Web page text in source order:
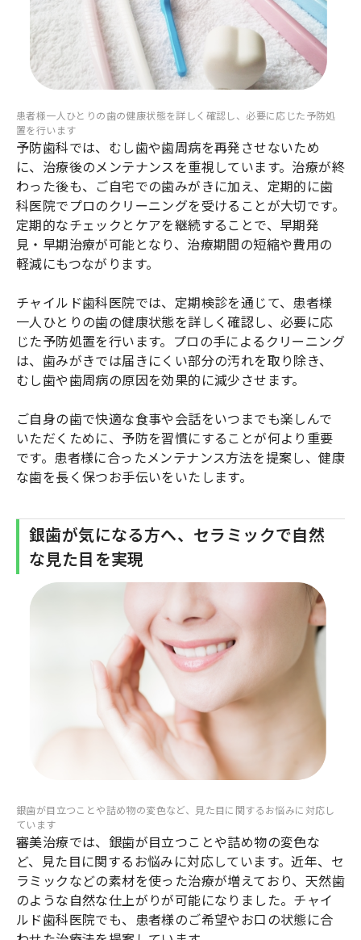
患者様一人ひとりの歯の健康状態を詳しく確認し、必要に応じた予防処
置を行います
予防歯科では、むし歯や歯周病を再発させないため
に、治療後のメンテナンスを重視しています。治療が終
わった後も、ご自宅での歯みがきに加え、定期的に歯
科医院でプロのクリーニングを受けることが大切です。
定期的なチェックとケアを継続することで、早期発
見・早期治療が可能となり、治療期間の短縮や費用の
軽減にもつながります。
チャイルド歯科医院では、定期検診を通じて、患者様
一人ひとりの歯の健康状態を詳しく確認し、必要に応
じた予防処置を行います。プロの手によるクリーニング
は、歯みがきでは届きにくい部分の汚れを取り除き、
むし歯や歯周病の原因を効果的に減少させます。
ご自身の歯で快適な食事や会話をいつまでも楽しんで
いただくために、予防を習慣にすることが何より重要
です。患者様に合ったメンテナンス方法を提案し、健康
な歯を長く保つお手伝いをいたします。
銀歯が気になる方へ、セラミックで自然
な見た目を実現
銀歯が目立つことや詰め物の変色など、見た目に関するお悩みに対応し
ています
審美治療では、銀歯が目立つことや詰め物の変色な
ど、見た目に関するお悩みに対応しています。近年、セ
ラミックなどの素材を使った治療が増えており、天然歯
のような自然な仕上がりが可能になりました。チャイ
ルド歯科医院でも、患者様のご希望やお口の状態に合